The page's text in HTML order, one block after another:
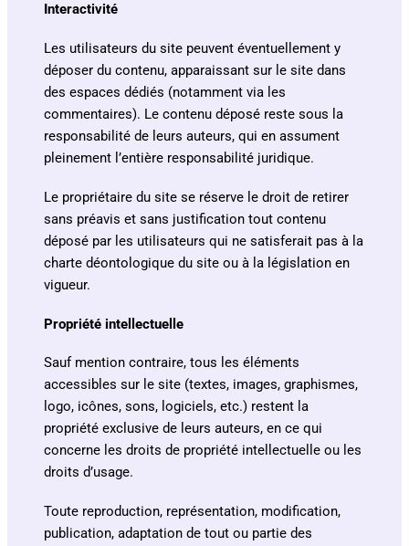
Interactivité
Les utilisateurs du site peuvent éventuellement y
déposer du contenu, apparaissant sur le site dans
des espaces dédiés (notamment via les
commentaires). Le contenu déposé reste sous la
responsabilité de leurs auteurs, qui en assument
pleinement l’entière responsabilité juridique.
Le propriétaire du site se réserve le droit de retirer
sans préavis et sans justification tout contenu
déposé par les utilisateurs qui ne satisferait pas à la
charte déontologique du site ou à la législation en
vigueur.
Propriété intellectuelle
Sauf mention contraire, tous les éléments
accessibles sur le site (textes, images, graphismes,
logo, icônes, sons, logiciels, etc.) restent la
propriété exclusive de leurs auteurs, en ce qui
concerne les droits de propriété intellectuelle ou les
droits d’usage.
Toute reproduction, représentation, modification,
publication, adaptation de tout ou partie des